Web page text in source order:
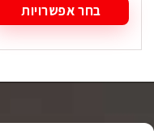
בחר אפשרויות
זה
מספר
לבחור